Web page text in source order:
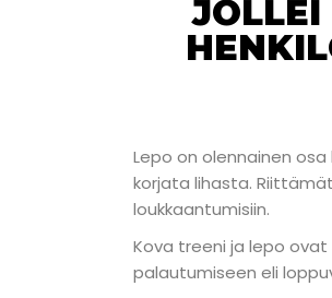
Lepo on olennainen
korjata lihasta.
loukkaantumisiin.
Kova treeni ja lepo
palautumiseen eli